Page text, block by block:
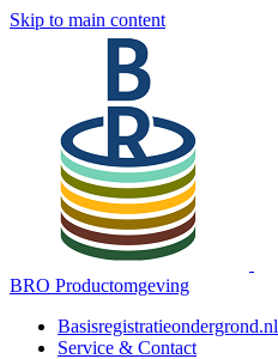
Skip to main content
BRO Productomgeving
Basisregistratieondergrond.nl
Service & Contact